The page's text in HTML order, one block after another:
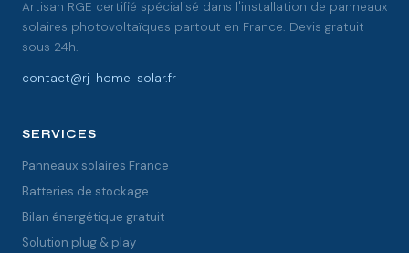
Artisan RGE certifié spécialisé dans l'installation de panneaux
solaires photovoltaïques partout en France. Devis gratuit
sous 24h.
contact@rj-home-solar.fr
SERVICES
Panneaux solaires France
Batteries de stockage
Bilan énergétique gratuit
Solution plug & play